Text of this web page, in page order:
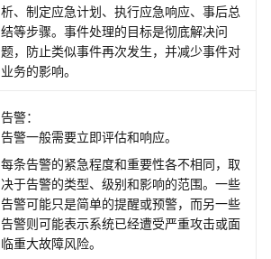
析、制定应急计划、执行应急响应、事后总
结等步骤。事件处理的目标是彻底解决问
题，防止类似事件再次发生，并减少事件对
业务的影响。
告警：
告警一般需要立即评估和响应。
每条告警的紧急程度和重要性各不相同，取
决于告警的类型、级别和影响的范围。一些
告警可能只是简单的提醒或预警，而另一些
告警则可能表示系统已经遭受严重攻击或面
临重大故障风险。